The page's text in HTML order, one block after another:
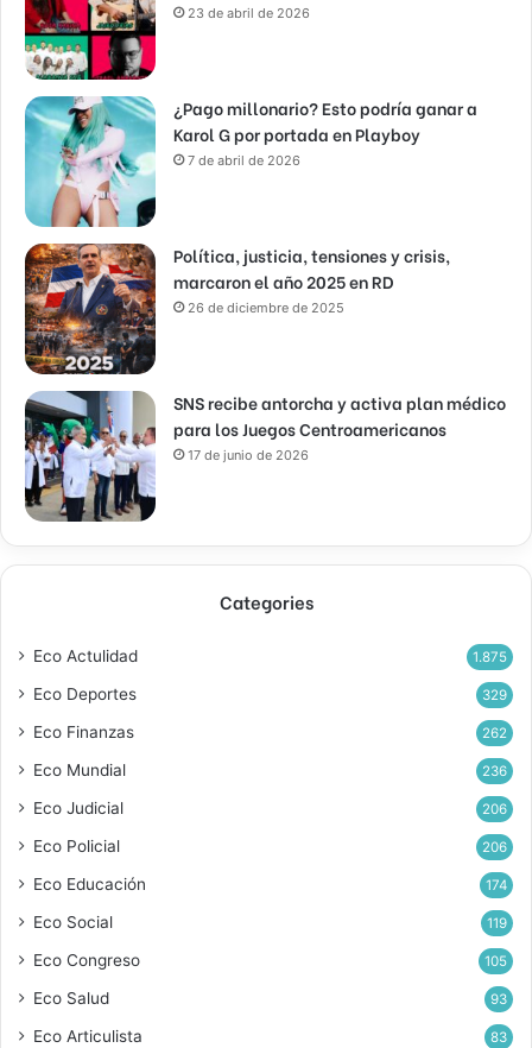
23 de abril de 2026
¿Pago millonario? Esto podría ganar a
Karol G por portada en Playboy
7 de abril de 2026
Política, justicia, tensiones y crisis,
marcaron el año 2025 en RD
26 de diciembre de 2025
SNS recibe antorcha y activa plan médico
para los Juegos Centroamericanos
17 de junio de 2026
Categories
Eco Actulidad 1.875
Eco Deportes 329
Eco Finanzas 262
Eco Mundial 236
Eco Judicial 206
Eco Policial 206
Eco Educación 174
Eco Social 119
Eco Congreso 105
Eco Salud 93
Eco Articulista 83